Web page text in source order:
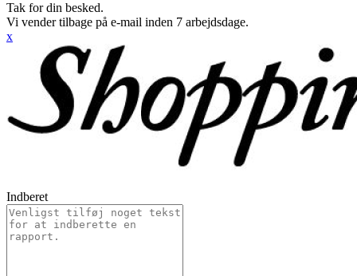
Tak for din besked.
Vi vender tilbage på e-mail inden 7 arbejdsdage.
x
Indberet